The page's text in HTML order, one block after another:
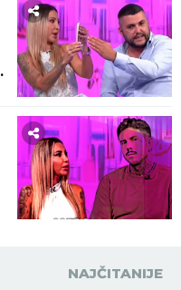
NAJČITANIJE